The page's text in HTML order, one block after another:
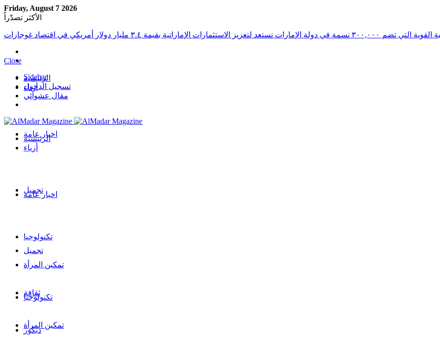
Friday, August 7 2026
الأكثر تصدّراً
الاستثمارات الإماراتية بقيمة ٣.٤ مليار دولار أمريكي في اقتصاد غوجارات
Sidebar
تسجيل الدخول
مقال عشوائي
الرئيسية
أزياء
اخبار عامة
تجميل
تكنولوجيا
تمكين المرأة
Close
الرئيسية
أزياء
اخبار عامة
تجميل
تكنولوجيا
تمكين المرأة
ثقافة
ديكور